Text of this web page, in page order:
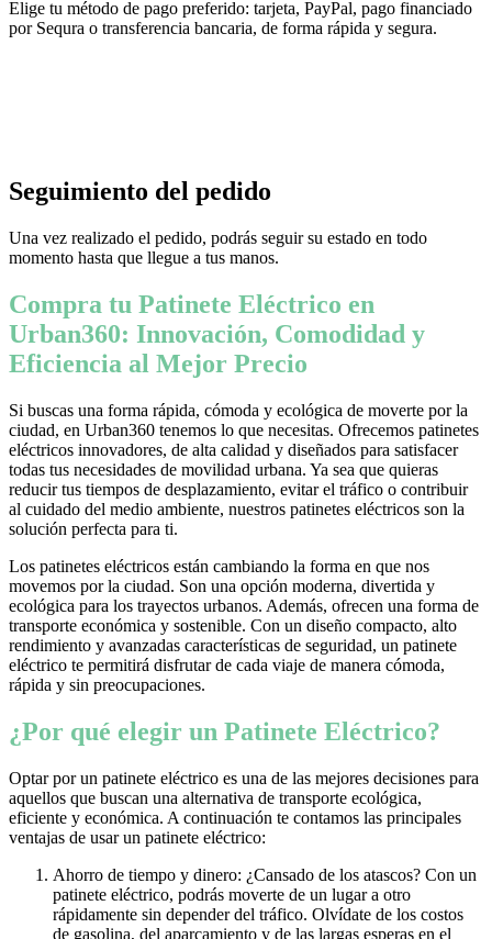
Elige tu método de pago preferido: tarjeta, PayPal, pago financiado
por Sequra o transferencia bancaria, de forma rápida y segura.
Seguimiento del pedido
Una vez realizado el pedido, podrás seguir su estado en todo
momento hasta que llegue a tus manos.
Compra tu Patinete Eléctrico en
Urban360: Innovación, Comodidad y
Eficiencia al Mejor Precio
Si buscas una forma rápida, cómoda y ecológica de moverte por la
ciudad, en Urban360 tenemos lo que necesitas. Ofrecemos patinetes
eléctricos innovadores, de alta calidad y diseñados para satisfacer
todas tus necesidades de movilidad urbana. Ya sea que quieras
reducir tus tiempos de desplazamiento, evitar el tráfico o contribuir
al cuidado del medio ambiente, nuestros patinetes eléctricos son la
solución perfecta para ti.
Los patinetes eléctricos están cambiando la forma en que nos
movemos por la ciudad. Son una opción moderna, divertida y
ecológica para los trayectos urbanos. Además, ofrecen una forma de
transporte económica y sostenible. Con un diseño compacto, alto
rendimiento y avanzadas características de seguridad, un patinete
eléctrico te permitirá disfrutar de cada viaje de manera cómoda,
rápida y sin preocupaciones.
¿Por qué elegir un Patinete Eléctrico?
Optar por un patinete eléctrico es una de las mejores decisiones para
aquellos que buscan una alternativa de transporte ecológica,
eficiente y económica. A continuación te contamos las principales
ventajas de usar un patinete eléctrico:
Ahorro de tiempo y dinero: ¿Cansado de los atascos? Con un
patinete eléctrico, podrás moverte de un lugar a otro
rápidamente sin depender del tráfico. Olvídate de los costos
de gasolina, del aparcamiento y de las largas esperas en el